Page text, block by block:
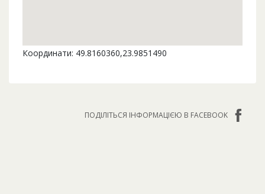
Координати: 49.8160360,23.9851490
ПОДІЛІТЬСЯ ІНФОРМАЦІЄЮ В FACEBOOK